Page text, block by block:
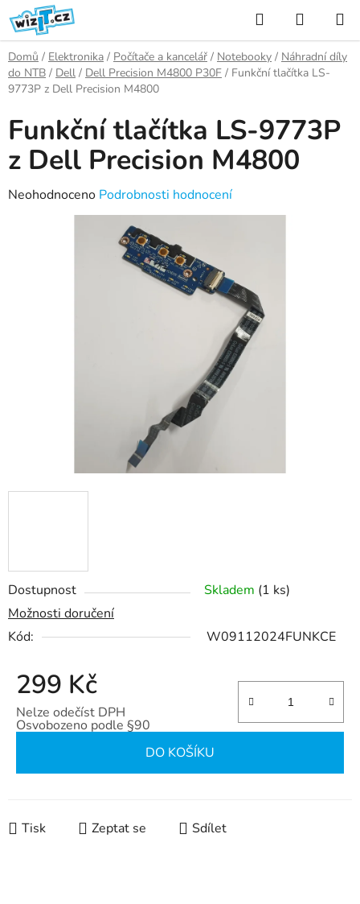
Přejít
na
obsah
Hledat
KOŠÍK
Domů / Elektronika / Počítače a kancelář / Notebooky / Náhradní díly
do NTB / Dell / Dell Precision M4800 P30F / Funkční tlačítka LS-
9773P z Dell Precision M4800
Dostupnost Skladem (1 ks)
Možnosti doručení
Kód:
W09112024FUNKCE
299 Kč
Nelze odečíst DPH
Osvobozeno podle §90
DO KOŠÍKU
Tisk Zeptat se Sdílet
Funkční tlačítka LS-9773P
z Dell Precision M4800
Průměrné
Neohodnoceno Podrobnosti hodnocení